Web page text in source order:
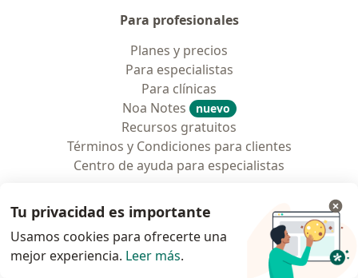
Para profesionales
Planes y precios
Para especialistas
Para clínicas
Noa Notes
nuevo
Recursos gratuitos
Términos y Condiciones para clientes
Centro de ayuda para especialistas
Doctoralia - Página de inicio
Doctoralia México S.A. de C.V.
Avenida Boulevard Manuel Ávila Camacho No. 118
Tu privacidad es importante
Usamos cookies para ofrecerte una
mejor experiencia. Leer más.